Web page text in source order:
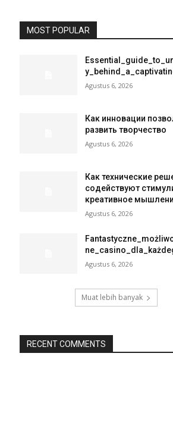
MOST POPULAR
Agustus 6, 2026
Как инновации
развить творчество
Agustus 6, 2026
Как технические
содействуют
креативное
Agustus 6, 2026
Agustus 6, 2026
Muat lebih banyak
RECENT COMMENTS